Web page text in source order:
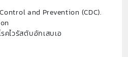
and Prevention (CDC).
คไวรัสตับอักเสบเอ